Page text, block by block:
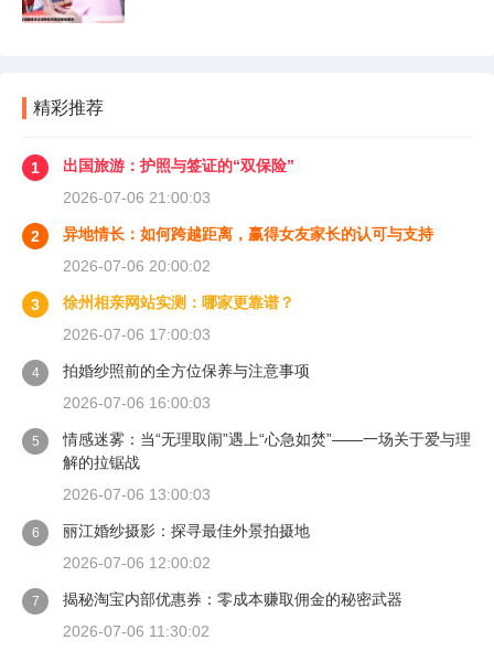
精彩推荐
1
出国旅游：护照与签证的“双保险”
2026-07-06 21:00:03
2
异地情长：如何跨越距离，赢得女友家长的认可与支持
2026-07-06 20:00:02
3
徐州相亲网站实测：哪家更靠谱？
2026-07-06 17:00:03
4
拍婚纱照前的全方位保养与注意事项
2026-07-06 16:00:03
5
情感迷雾：当“无理取闹”遇上“心急如焚”——一场关于爱与理
解的拉锯战
2026-07-06 13:00:03
6
丽江婚纱摄影：探寻最佳外景拍摄地
2026-07-06 12:00:02
7
揭秘淘宝内部优惠券：零成本赚取佣金的秘密武器
2026-07-06 11:30:02